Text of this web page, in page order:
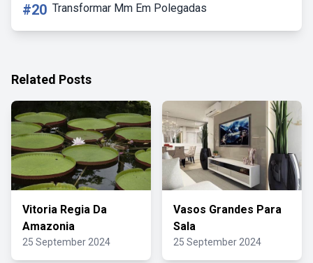
#20 Transformar Mm Em Polegadas
Related Posts
Vitoria Regia Da
Amazonia
25 September 2024
Vasos Grandes Para
Sala
25 September 2024